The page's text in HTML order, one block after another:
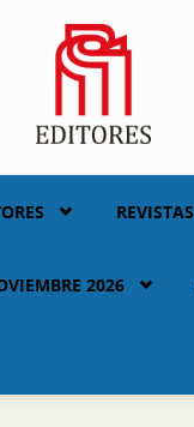
REVISTAS
2026